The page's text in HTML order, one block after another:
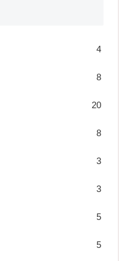
4
8
20
8
3
3
5
5